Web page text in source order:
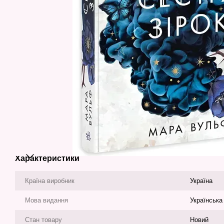
Характеристики
Країна виробник Україна
Мова видання Українська
Стан товару Новий